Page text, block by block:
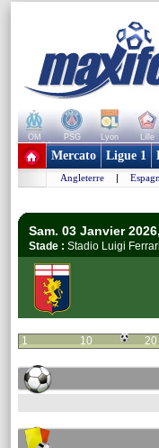
OM PSG Lyon Lille
+ de clubs
Mercato Ligue 1
Angleterre |
Sam. 03 Janvier
Stade : Stadio Luigi
1 10 20